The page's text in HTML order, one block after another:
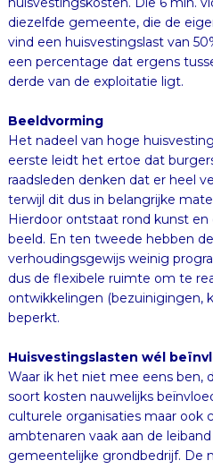
derde van de exploitatie ligt.
Beeldvorming
Het nadeel van hoge
eerste leidt het ertoe dat
raadsleden denken dat er heel
terwijl dit dus in belangrijke
Hierdoor ontstaat rond kunst en
beeld. En ten tweede
verhoudingsgewijs weinig
dus de flexibele ruimte om
ontwikkelingen
beperkt.
Huisvestingslasten wél
Waar ik het niet mee eens ben,
soort kosten nauwelijks
culturele organisaties maar ook
ambtenaren vaak aan de
gemeentelijke grondbedrijf. De
gehanteerd (bv. wat betreft
onderhoudsniveaus en
onaantastbaar gezien. Een
plaats. Ten eerste met
gemeente wel zelf de eigenaar
(het eigendom kan ook
culturele organisatie zelf of aan
Ten tweede of de gemeente in
zelf het onderhoud moet doen
soms veel efficiënter). En ten
de gemeente het gebouw in de
daar administratief mee om